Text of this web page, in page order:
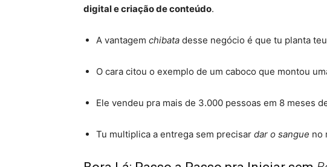
digital e criação de conteúdo.
A vantagem chibata desse negócio é que tu planta
O cara citou o exemplo de um caboco que montou
Ele vendeu pra mais de 3.000 pessoas em 8 meses
Tu multiplica a entrega sem precisar dar o sangue no